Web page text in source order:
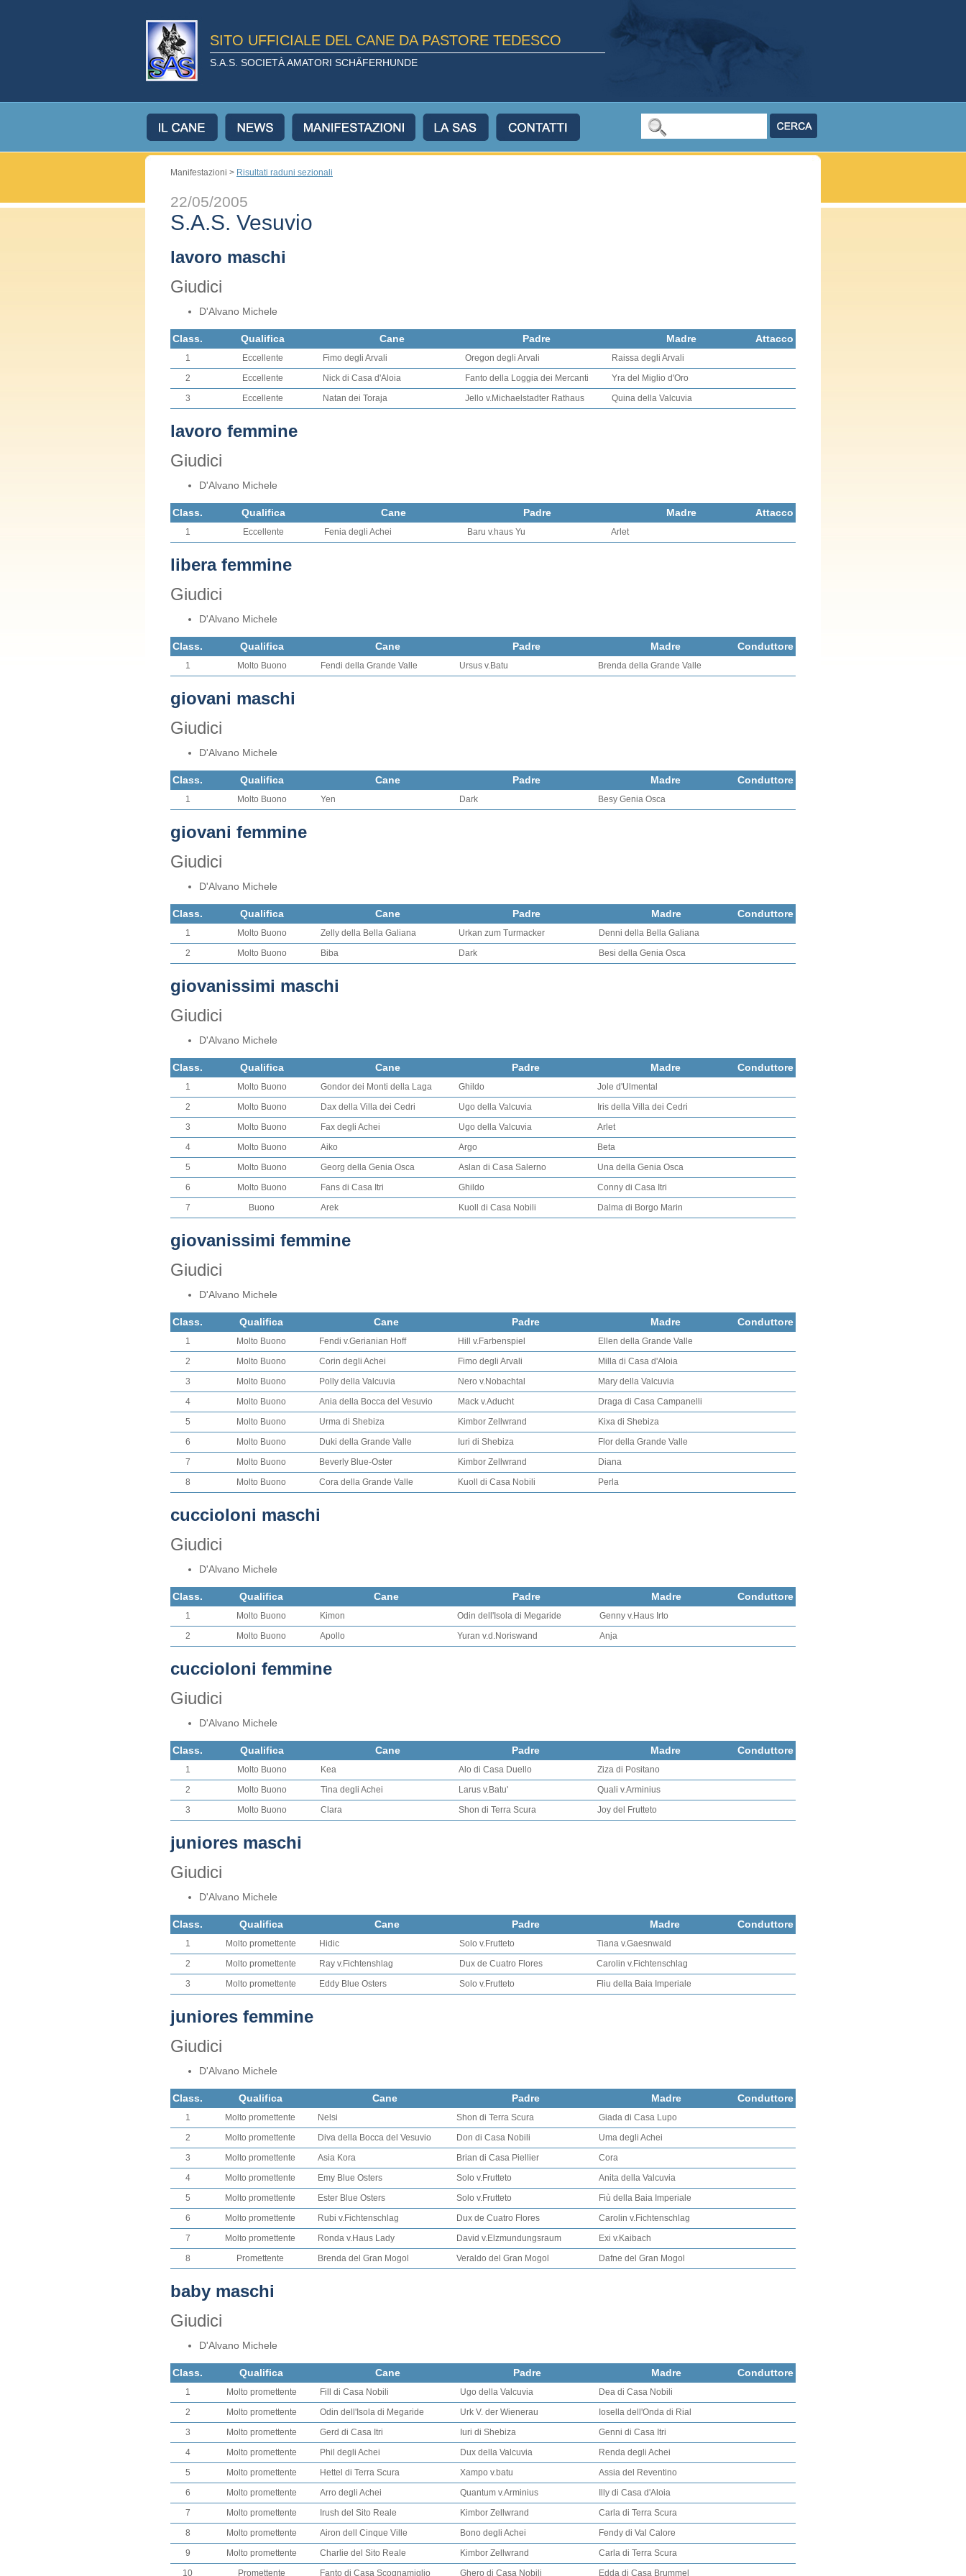
SITO UFFICIALE DEL CANE DA PASTORE TEDESCO
S.A.S. SOCIETÀ AMATORI SCHÄFERHUNDE
Manifestazioni > Risultati raduni sezionali
22/05/2005
S.A.S. Vesuvio
lavoro maschi
Giudici
D'Alvano Michele
Class. Qualifica Cane Padre Madre Attacco
1 Eccellente Fimo degli Arvali Oregon degli Arvali
Raissa degli Arvali
2
Eccellente Nick di Casa d'Aloia Fanto della Loggia dei Mercanti
Yra del Miglio d'Oro
3
Eccellente Natan dei Toraja Jello v.Michaelstadter Rathaus Quina della Valcuvia
lavoro femmine
Giudici
D'Alvano Michele
Class. Qualifica Cane Padre Madre Attacco
1 Eccellente Fenia degli Achei Baru v.haus Yu Arlet
libera femmine
Giudici
D'Alvano Michele
Class. Qualifica Cane Padre Madre Conduttore
1 Molto Buono Fendi della Grande Valle Ursus v.Batu Brenda della Grande Valle
giovani maschi
Giudici
D'Alvano Michele
Class. Qualifica Cane Padre Madre Conduttore
1 Molto Buono Yen Dark Besy Genia Osca
giovani femmine
Giudici
D'Alvano Michele
Class. Qualifica Cane Padre Madre Conduttore
1 Molto Buono Zelly della Bella Galiana Urkan zum Turmacker
Denni della Bella Galiana
2
Molto Buono Biba Dark Besi della Genia Osca
giovanissimi maschi
Giudici
D'Alvano Michele
Class. Qualifica Cane Padre Madre Conduttore
1 Molto Buono Gondor dei Monti della Laga Ghildo
Jole d'Ulmental
2
Molto Buono Dax della Villa dei Cedri Ugo della Valcuvia
Iris della Villa dei Cedri
3
Molto Buono Fax degli Achei Ugo della Valcuvia
Arlet
4
Molto Buono Aiko Argo
Beta
5
Molto Buono Georg della Genia Osca Aslan di Casa Salerno
Una della Genia Osca
6
Molto Buono Fans di Casa Itri Ghildo
Conny di Casa Itri
7
Buono Arek Kuoll di Casa Nobili Dalma di Borgo Marin
giovanissimi femmine
Giudici
D'Alvano Michele
Class. Qualifica Cane Padre Madre Conduttore
1 Molto Buono Fendi v.Gerianian Hoff Hill v.Farbenspiel
Ellen della Grande Valle
2
Molto Buono Corin degli Achei Fimo degli Arvali
Milla di Casa d'Aloia
3
Molto Buono Polly della Valcuvia Nero v.Nobachtal
Mary della Valcuvia
4
Molto Buono Ania della Bocca del Vesuvio Mack v.Aducht
Draga di Casa Campanelli
5
Molto Buono Urma di Shebiza Kimbor Zellwrand
Kixa di Shebiza
6
Molto Buono Duki della Grande Valle Iuri di Shebiza
Flor della Grande Valle
7
Molto Buono Beverly Blue-Oster Kimbor Zellwrand
Diana
8
Molto Buono Cora della Grande Valle Kuoll di Casa Nobili Perla
cuccioloni maschi
Giudici
D'Alvano Michele
Class. Qualifica Cane Padre Madre Conduttore
1 Molto Buono Kimon Odin dell'Isola di Megaride
Genny v.Haus Irto
2
Molto Buono Apollo Yuran v.d.Noriswand Anja
cuccioloni femmine
Giudici
D'Alvano Michele
Class. Qualifica Cane Padre Madre Conduttore
1 Molto Buono Kea Alo di Casa Duello
Ziza di Positano
2
Molto Buono Tina degli Achei Larus v.Batu'
Quali v.Arminius
3
Molto Buono Clara Shon di Terra Scura Joy del Frutteto
juniores maschi
Giudici
D'Alvano Michele
Class. Qualifica Cane Padre Madre Conduttore
1 Molto promettente Hidic Solo v.Frutteto
Tiana v.Gaesnwald
2
Molto promettente Ray v.Fichtenshlag Dux de Cuatro Flores
Carolin v.Fichtenschlag
3
Molto promettente Eddy Blue Osters Solo v.Frutteto Fliu della Baia Imperiale
juniores femmine
Giudici
D'Alvano Michele
Class. Qualifica Cane Padre Madre Conduttore
1 Molto promettente Nelsi Shon di Terra Scura
Giada di Casa Lupo
2
Molto promettente Diva della Bocca del Vesuvio Don di Casa Nobili
Uma degli Achei
3
Molto promettente Asia Kora Brian di Casa Piellier
Cora
4
Molto promettente Emy Blue Osters Solo v.Frutteto
Anita della Valcuvia
5
Molto promettente Ester Blue Osters Solo v.Frutteto
Fiù della Baia Imperiale
6
Molto promettente Rubi v.Fichtenschlag Dux de Cuatro Flores
Carolin v.Fichtenschlag
7
Molto promettente Ronda v.Haus Lady David v.Elzmundungsraum
Exi v.Kaibach
8
Promettente Brenda del Gran Mogol Veraldo del Gran Mogol Dafne del Gran Mogol
baby maschi
Giudici
D'Alvano Michele
Class. Qualifica Cane Padre Madre Conduttore
1 Molto promettente Fill di Casa Nobili Ugo della Valcuvia
Dea di Casa Nobili
2
Molto promettente Odin dell'Isola di Megaride Urk V. der Wienerau
Iosella dell'Onda di Rial
3
Molto promettente Gerd di Casa Itri Iuri di Shebiza
Genni di Casa Itri
4
Molto promettente Phil degli Achei Dux della Valcuvia
Renda degli Achei
5
Molto promettente Hettel di Terra Scura Xampo v.batu
Assia del Reventino
6
Molto promettente Arro degli Achei Quantum v.Arminius
Illy di Casa d'Aloia
7
Molto promettente Irush del Sito Reale Kimbor Zellwrand
Carla di Terra Scura
8
Molto promettente Airon dell Cinque Ville Bono degli Achei
Fendy di Val Calore
9
Molto promettente Charlie del Sito Reale Kimbor Zellwrand
Carla di Terra Scura
10
Promettente Fanto di Casa Scognamiglio Ghero di Casa Nobili Edda di Casa Brummel